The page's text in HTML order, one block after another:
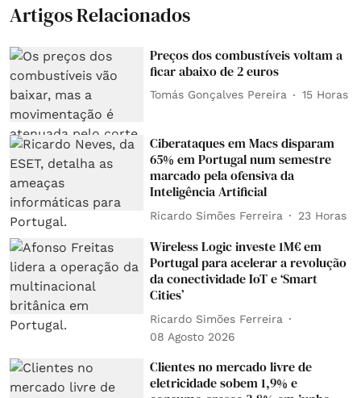
Artigos Relacionados
Preços dos combustíveis voltam a
ficar abaixo de 2 euros
Tomás Gonçalves Pereira 15 Horas
Ciberataques em Macs disparam
65% em Portugal num semestre
marcado pela ofensiva da
Inteligência Artificial
Ricardo Simões Ferreira 23 Horas
Wireless Logic investe 1M€ em
Portugal para acelerar a revolução
da conectividade IoT e ‘Smart
Cities’
Ricardo Simões Ferreira
08 Agosto 2026
Clientes no mercado livre de
eletricidade sobem 1,9% e